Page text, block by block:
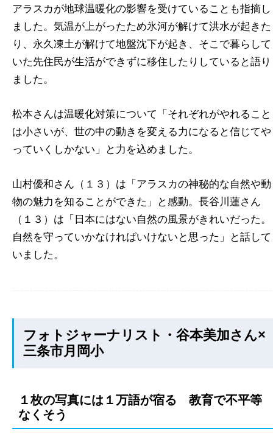
アラスカが地球温暖化の影響を受けていることも指摘し
ました。気温が上がったため氷河が解けて洪水が起きた
り、永久凍土が解けて地盤沈下が起き、そこで暮らして
いた先住民が生活ができずに移住したりしていると語り
ました。
松本さんは温暖化対策について「それぞれがやれること
は小さいが、世の中の動きを変える力になると信じてや
っていくしかない」と力を込めました。
山村優和さん（１３）は「アラスカの神秘的な自然や動
物の魅力を知ることができた」と感動。長谷川蓮さん
（１３）は「日本にはない自然の風景がきれいだった。
自然を守っていかなければいけないと思った」と話して
いました。
フォトジャーナリスト・谷本美加さん×
三条市月岡小
１枚の写真には１万語が宿る 教育で不平等
なくそう